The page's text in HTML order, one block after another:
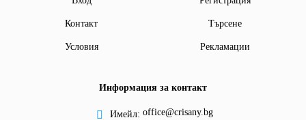
Контакт Търсене
Условия Рекламации
Информация за контакт
Имейл: office@crisany.bg